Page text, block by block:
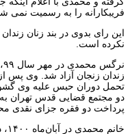
فریبکارانه را به رسمیت
این رای بدوی در بند زنان
نکرده است.
زندان زنجان آزاد شد. وی پس
پرداخت دو فقره جزای نقدی